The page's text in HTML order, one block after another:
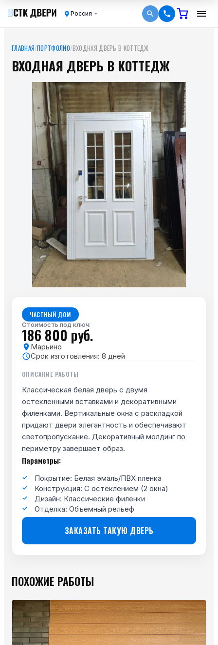
Россия
ГЛАВНАЯ/ПОРТФОЛИО/ВХОДНАЯ ДВЕРЬ В КОТТЕДЖ
ВХОДНАЯ ДВЕРЬ В КОТТЕДЖ
ЧАСТНЫЙ ДОМ
Стоимость под ключ:
186 800 руб.
Марьино
Срок изготовления: 8 дней
ОПИСАНИЕ РАБОТЫ
Классическая белая дверь с двумя
остекленными вставками и декоративными
филенками. Вертикальные окна с раскладкой
придают двери элегантность и обеспечивают
светопропускание. Декоративный молдинг по
периметру завершает образ.
Параметры:
Покрытие: Белая эмаль/ПВХ пленка
Конструкция: С остеклением (2 окна)
Дизайн: Классические филенки
Отделка: Объемный рельеф
ЗАКАЗАТЬ ТАКУЮ ДВЕРЬ
ПОХОЖИЕ РАБОТЫ